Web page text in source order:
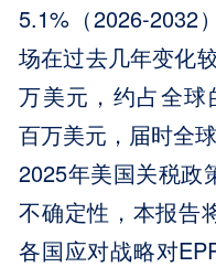
5.1%（2026-2032
场在过去几年变化
万美元，约占全
百万美元，届时全
2025年美国关税政
不确定性，本报告
各国应对战略对